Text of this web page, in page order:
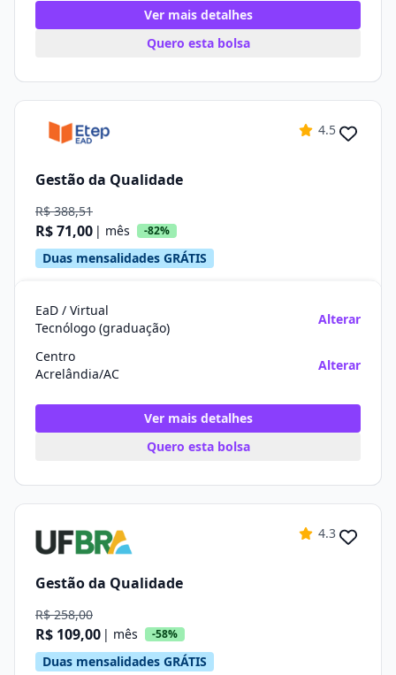
Ver mais detalhes
Quero esta bolsa
4.5
Gestão da Qualidade
R$ 388,51
R$ 71,00 | mês -82%
Duas mensalidades GRÁTIS
EaD / Virtual
Tecnólogo (graduação)
Alterar
Centro
Acrelândia/AC
Alterar
Ver mais detalhes
Quero esta bolsa
4.3
Gestão da Qualidade
R$ 258,00
R$ 109,00 | mês -58%
Duas mensalidades GRÁTIS